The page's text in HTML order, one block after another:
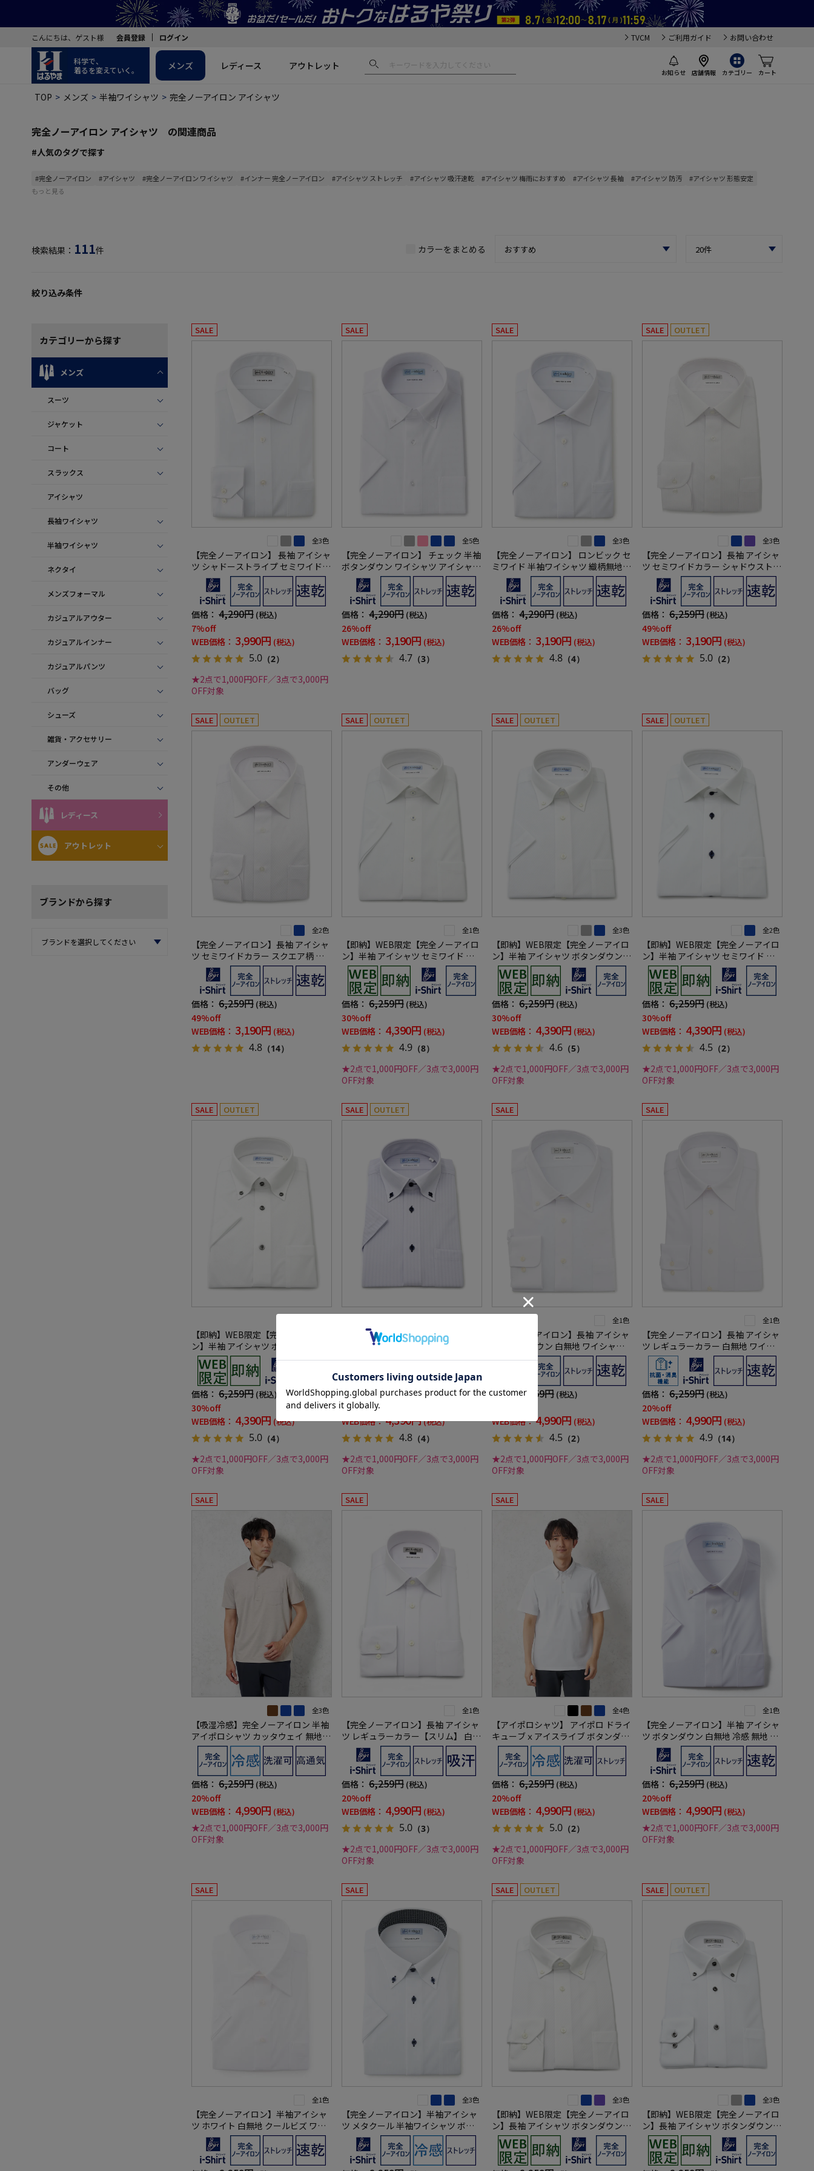
こんにちは、ゲスト様 会員登録 ログイン TVCM ご利用ガイド お問い合わせ
科学で、
着るを変えていく。
お知らせ 店舗情報 カテゴリー カート
メンズ レディース アウトレット
TOP メンズ 半袖ワイシャツ 完全ノーアイロン アイシャツ
完全ノーアイロン アイシャツ の関連商品
#人気のタグで探す
#完全ノーアイロン #アイシャツ #完全ノーアイロン ワイシャツ #インナー 完全ノーアイロン #アイシャツ ストレッチ #アイシャツ 吸汗速乾 #アイシャツ 梅雨におすすめ #アイシャツ 長袖 #アイシャツ 防汚
#アイシャツ 形態安定
もっと見る
検索結果： 111件 カラーをまとめる
絞り込み条件
カテゴリーから探す
メンズ
スーツ
ジャケット
コート
スラックス
アイシャツ
長袖ワイシャツ
半袖ワイシャツ
ネクタイ
メンズフォーマル
カジュアルアウター
カジュアルインナー
カジュアルパンツ
バッグ
シューズ
雑貨・アクセサリー
アンダーウェア
その他
レディース
アウトレット
ブランドから探す
SALE
全3色
【完全ノーアイロン】 長袖 アイシャ
ツ シャドーストライプ セミワイド
形態安定 ストレッチ 吸汗速乾 ワイ
シャツ 通年
価格： 4,290円 (税込)
7%off
WEB価格： 3,990円 (税込)
5.0 （2）
★2点で1,000円OFF／3点で3,000円
OFF対象
SALE
全5色
【完全ノーアイロン】 チェック 半袖
ボタンダウン ワイシャツ アイシャツ
形態安定 ストレッチ 吸水速乾 春夏
価格： 4,290円 (税込)
26%off
WEB価格： 3,190円 (税込)
4.7 （3）
SALE
全3色
【完全ノーアイロン】 ロンビック セ
ミワイド 半袖ワイシャツ 織柄無地
形態安定 ストレッチ 吸汗速乾 ワイ
シャツ 春夏
価格： 4,290円 (税込)
26%off
WEB価格： 3,190円 (税込)
4.8 （4）
SALE OUTLET
全3色
【完全ノーアイロン】長袖 アイシャ
ツ セミワイドカラー シャドウストラ
イプ柄 ワイシャツ i-shirt 通年
価格： 6,259円 (税込)
49%off
WEB価格： 3,190円 (税込)
5.0 （2）
SALE OUTLET
全2色
【完全ノーアイロン】長袖 アイシャ
ツ セミワイドカラー スクエア柄 ワ
イシャツ i-shirt 通年
価格： 6,259円 (税込)
49%off
WEB価格： 3,190円 (税込)
4.8 （14）
SALE OUTLET
全1色
【即納】WEB限定【完全ノーアイロ
ン】半袖 アイシャツ セミワイド ス
トレッチ 織柄無地 i-shirt ワイシャ
ツ 春夏
価格： 6,259円 (税込)
30%off
WEB価格： 4,390円 (税込)
4.9 （8）
★2点で1,000円OFF／3点で3,000円
OFF対象
SALE OUTLET
全3色
【即納】WEB限定【完全ノーアイロ
ン】半袖 アイシャツ ボタンダウン
ストレッチ 織柄無地 i-shirt ワイシ
ャツ 春夏
価格： 6,259円 (税込)
30%off
WEB価格： 4,390円 (税込)
4.6 （5）
★2点で1,000円OFF／3点で3,000円
OFF対象
SALE OUTLET
全2色
【即納】WEB限定【完全ノーアイロ
ン】半袖 アイシャツ セミワイド ス
トレッチ ストライプ i-shirt ワイシ
ャツ 春夏
価格： 6,259円 (税込)
30%off
WEB価格： 4,390円 (税込)
4.5 （2）
★2点で1,000円OFF／3点で3,000円
OFF対象
SALE OUTLET
【即納】WEB限定【完全ノーアイロ
ン】半袖 アイシャツ ボタンダウン
ストレッチ 織柄無地 i-shirt ワイシ
ャツ 春夏
価格： 6,259円 (税込)
30%off
WEB価格： 4,390円 (税込)
5.0 （4）
★2点で1,000円OFF／3点で3,000円
OFF対象
SALE OUTLET
【即納】WEB限定【完全ノーアイロ
ン】半袖 アイシャツ ボタンダウン
ストレッチ ストライプ i-shirt ワイ
価格：6,259円 (税込)
30%off
WEB価格：4,390円(税込)
4.8 （4）
★2点で1,000円OFF／3点で3,000円
OFF対象
SALE
全1色
【完全ノーアイロン】長袖 アイシャ
ツ ボタンダウン 白無地 ワイシャツ i-
shirt 通年【冠婚葬祭/リクルート使
価格：6,259円 (税込)
WEB価格：4,990円 (税込)
4.5 （2）
★2点で1,000円OFF／3点で3,000円
OFF対象
SALE
全1色
【完全ノーアイロン】長袖 アイシャ
ツ レギュラーカラー 白無地 ワイシ
ャツ i-shirt 通年【冠婚葬祭/リクル
ート使用可】
価格： 6,259円 (税込)
20%off
WEB価格： 4,990円 (税込)
4.9 （14）
★2点で1,000円OFF／3点で3,000円
OFF対象
SALE
全3色
【吸湿冷感】完全ノーアイロン 半袖
アイポロシャツ カッタウェイ 無地 i-
shirt 春夏
価格： 6,259円 (税込)
20%off
WEB価格： 4,990円 (税込)
★2点で1,000円OFF／3点で3,000円
OFF対象
SALE
全1色
【完全ノーアイロン】長袖 アイシャ
ツ レギュラーカラー【スリム】 白無
地 ワイシャツ i-shirt 通年【冠婚葬
祭/リクルート使用可】
価格： 6,259円 (税込)
20%off
WEB価格： 4,990円 (税込)
5.0 （3）
★2点で1,000円OFF／3点で3,000円
OFF対象
SALE
全4色
【アイポロシャツ】 アイポロ ドライ
キューブｘアイスライブ ボタンダウ
ン カジュアルインナー 吸汗速乾 抗
菌加工 ストレッチ 形態安定 春夏
価格： 6,259円 (税込)
20%off
WEB価格： 4,990円 (税込)
5.0 （2）
★2点で1,000円OFF／3点で3,000円
OFF対象
SALE
全1色
【完全ノーアイロン】半袖 アイシャ
ツ ボタンダウン 白無地 冷感 無地 ワ
イシャツ i-shirt 春夏
価格： 6,259円 (税込)
20%off
WEB価格： 4,990円 (税込)
★2点で1,000円OFF／3点で3,000円
OFF対象
SALE
全1色
【完全ノーアイロン】半袖アイシャ
ツ ホワイト 白無地 クールビズ ワイ
シャツ
SALE
全3色
【完全ノーアイロン】半袖アイシャ
ツ メタクール 半袖ワイシャツ ボタ
ンダウン ストライプ i-shirt 春夏
SALE OUTLET
全3色
【即納】WEB限定【完全ノーアイロ
ン】長袖 アイシャツ ボタンダウン
ストレッチ ガルゼ柄 i-shirt ワイシ
ャツ 通年
SALE OUTLET
全3色
【即納】WEB限定【完全ノーアイロ
ン】長袖 アイシャツ ボタンダウン
ストレッチ ロンビック柄 i-shirt ワ
イシャツ 通年